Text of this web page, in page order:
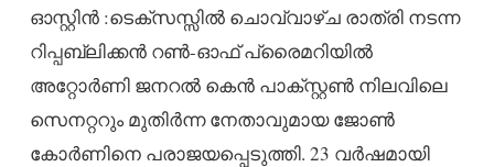
ഓസ്റ്റിൻ :ടെക്സസ്സിൽ ചൊവ്വാഴ്ച രാത്രി നടന്ന
റിപ്പബ്ലിക്കൻ റൺ-ഓഫ് പ്രൈമറിയിൽ
അറ്റോർണി ജനറൽ കെൻ പാക്സ്റ്റൺ നിലവിലെ
സെനറ്ററും മുതിർന്ന നേതാവുമായ ജോൺ
കോർണിനെ പരാജയപ്പെടുത്തി. 23 വർഷമായി